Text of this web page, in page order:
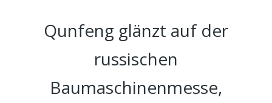
Qunfeng glänzt auf der
russischen
Baumaschinenmesse,